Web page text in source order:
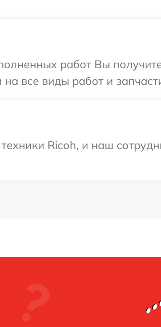
работ Вы
все виды работ и
Ricoh, и наш